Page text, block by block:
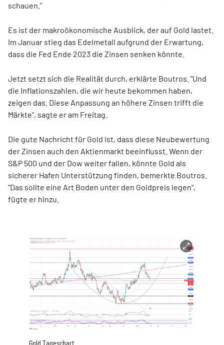
schauen."
Es ist der makroökonomische Ausblick, der auf Gold lastet.
Im Januar stieg das Edelmetall aufgrund der Erwartung,
dass die Fed Ende 2023 die Zinsen senken könnte.
Jetzt setzt sich die Realität durch, erklärte Boutros. "Und
die Inflationszahlen, die wir heute bekommen haben,
zeigen das. Diese Anpassung an höhere Zinsen trifft die
Märkte", sagte er am Freitag.
Die gute Nachricht für Gold ist, dass diese Neubewertung
der Zinsen auch den Aktienmarkt beeinflusst. Wenn der
S&P 500 und der Dow weiter fallen, könnte Gold als
sicherer Hafen Unterstützung finden, bemerkte Boutros.
"Das sollte eine Art Boden unter den Goldpreis legen",
fügte er hinzu.
Gold Tageschart